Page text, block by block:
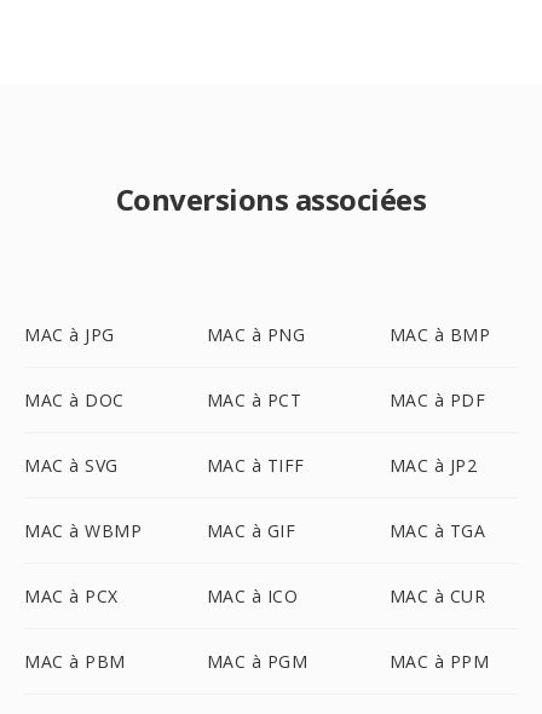
Conversions associées
MAC à JPG MAC à PNG MAC à BMP
MAC à DOC MAC à PCT MAC à PDF
MAC à SVG MAC à TIFF MAC à JP2
MAC à WBMP MAC à GIF MAC à TGA
MAC à PCX MAC à ICO MAC à CUR
MAC à PBM MAC à PGM MAC à PPM